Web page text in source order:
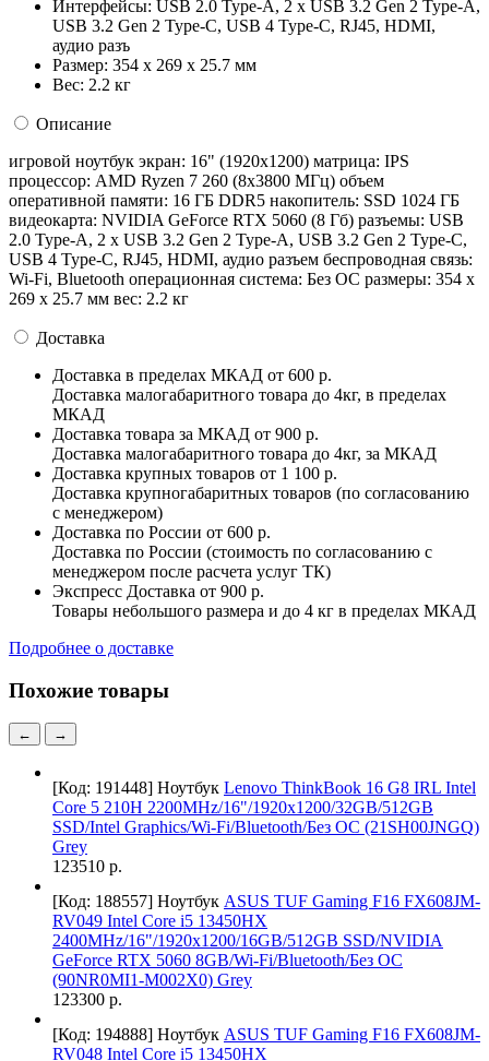
Интерфейсы: USB 2.0 Type-A, 2 x USB 3.2 Gen 2 Type-A,
USB 3.2 Gen 2 Type-C, USB 4 Type-C, RJ45, HDMI,
аудио разъ
Размер: 354 x 269 x 25.7 мм
Вес: 2.2 кг
Описание
игровой ноутбук экран: 16" (1920x1200) матрица: IPS
процессор: AMD Ryzen 7 260 (8x3800 МГц) объем
оперативной памяти: 16 ГБ DDR5 накопитель: SSD 1024 ГБ
видеокарта: NVIDIA GeForce RTX 5060 (8 Гб) разъемы: USB
2.0 Type-A, 2 x USB 3.2 Gen 2 Type-A, USB 3.2 Gen 2 Type-C,
USB 4 Type-C, RJ45, HDMI, аудио разъем беспроводная связь:
Wi-Fi, Bluetooth операционная система: Без ОС pазмеры: 354 x
269 x 25.7 мм вес: 2.2 кг
Доставка
Доставка в пределах МКАД от 600 р.
Доставка малогабаритного товара до 4кг, в пределах
МКАД
Доставка товара за МКАД от 900 р.
Доставка малогабаритного товара до 4кг, за МКАД
Доставка крупных товаров от 1 100 р.
Доставка крупногабаритных товаров (по согласованию
с менеджером)
Доставка по России от 600 р.
Доставка по России (стоимость по согласованию с
менеджером после расчета услуг ТК)
Экспресс Доставка от 900 р.
Товары небольшого размера и до 4 кг в пределах МКАД
Подробнее о доставке
Похожие товары
← →
[Код: 191448] Ноутбук Lenovo ThinkBook 16 G8 IRL Intel
Core 5 210H 2200MHz/16"/1920x1200/32GB/512GB
SSD/Intel Graphics/Wi-Fi/Bluetooth/Без ОС (21SH00JNGQ)
Grey
123510 р.
[Код: 188557] Ноутбук ASUS TUF Gaming F16 FX608JM-
RV049 Intel Core i5 13450HX
2400MHz/16"/1920x1200/16GB/512GB SSD/NVIDIA
GeForce RTX 5060 8GB/Wi-Fi/Bluetooth/Без ОС
(90NR0MI1-M002X0) Grey
123300 р.
[Код: 194888] Ноутбук ASUS TUF Gaming F16 FX608JM-
RV048 Intel Core i5 13450HX